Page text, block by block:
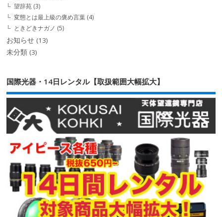
望辞苑 (3)
変態とは最上級の褒め言葉 (4)
ときどきナガノ (5)
お知らせ (13)
未分類 (3)
国際光器・14日レンタル【取扱範囲大幅拡大】